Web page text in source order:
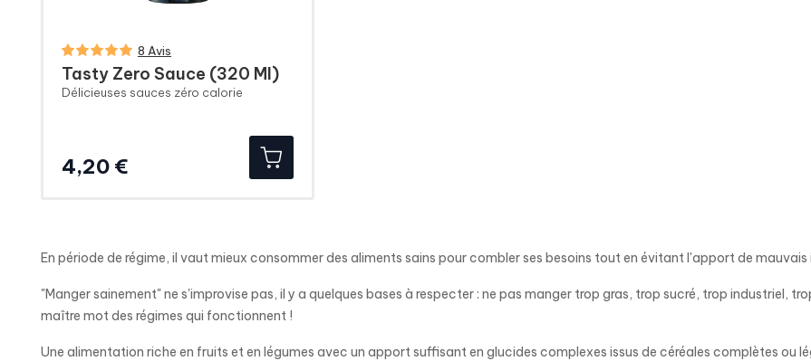
8 Avis
Tasty Zero Sauce (320 Ml)
Délicieuses sauces zéro calorie
4,20 €Prix
En période de régime, il vaut mieux consommer des aliments sains pour combler ses besoins tout en évitant l'apport de mauvais
"Manger sainement" ne s'improvise pas, il y a quelques bases à respecter : ne pas manger trop gras, trop sucré, trop industriel,
maître mot des régimes qui fonctionnent !
Une alimentation riche en fruits et en légumes avec un apport suffisant en glucides complexes issus de céréales complètes ou